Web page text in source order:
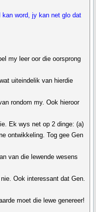
word, jy kan net glo dat
my leer oor die oorsprong
uiteindelik van hierdie
rondom my. Ook hieroor
Ek wys net op 2 dinge: (a)
ontwikkeling. Tog gee Gen
van die lewende wesens
Ook interessant dat Gen.
moet die lewe genereer!